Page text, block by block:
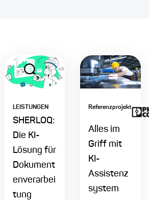
LEISTUNGEN
SHERLOQ:
Die KI-
Lösung für
Dokument
enverarbei
tung
Referenzprojekt
Alles im
Griff mit
KI-
Assistenz
system